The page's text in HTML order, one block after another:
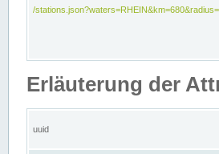
/
Erläuterung der
uuid